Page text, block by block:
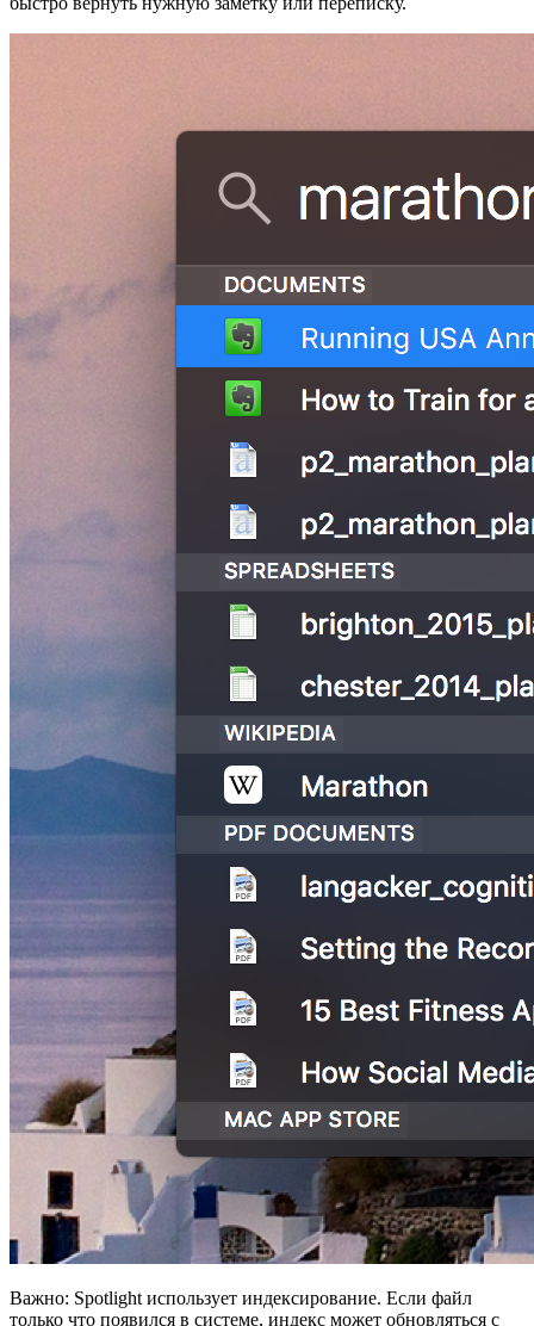
Важно: Spotlight использует индексирование. Если файл
только что появился в системе, индекс может обновляться с